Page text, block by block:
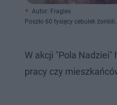
Autor: Fragles
Poszło 60 tysięcy cebulek żonkili.
W akcji "Pola Nadziei"
pracy czy